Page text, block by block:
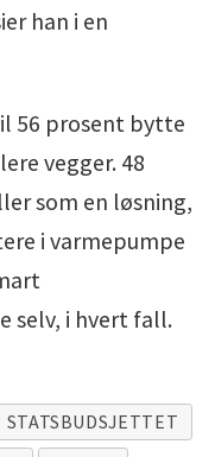
han i en
56 prosent bytte
vegger. 48
som en løsning,
i varmepumpe
selv, i hvert fall.
STATSBUDSJETTET